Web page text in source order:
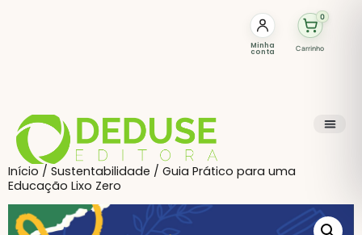
Minha
conta Carrinho
0
Início / Sustentabilidade / Guia Prático para uma
Educação Lixo Zero